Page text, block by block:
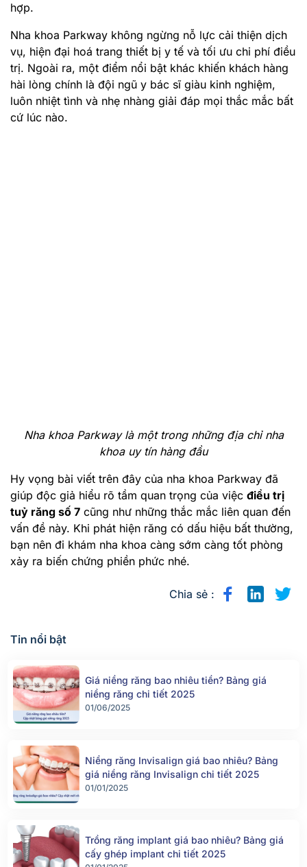
hợp.
Nha khoa Parkway không ngừng nỗ lực cải thiện dịch
vụ, hiện đại hoá trang thiết bị y tế và tối ưu chi phí điều
trị. Ngoài ra, một điểm nổi bật khác khiến khách hàng
hài lòng chính là đội ngũ y bác sĩ giàu kinh nghiệm,
luôn nhiệt tình và nhẹ nhàng giải đáp mọi thắc mắc bất
cứ lúc nào.
Nha khoa Parkway là một trong những địa chỉ nha
khoa uy tín hàng đầu
Hy vọng bài viết trên đây của nha khoa Parkway đã
giúp độc giả hiểu rõ tầm quan trọng của việc điều trị
tuỷ răng số 7 cũng như những thắc mắc liên quan đến
vấn đề này. Khi phát hiện răng có dấu hiệu bất thường,
bạn nên đi khám nha khoa càng sớm càng tốt phòng
xảy ra biến chứng phiền phức nhé.
Chia sẻ :
Tin nổi bật
Giá niềng răng bao nhiêu tiền? Bảng giá
niềng răng chi tiết 2025
01/06/2025
Niềng răng Invisalign giá bao nhiêu? Bảng
giá niềng răng Invisalign chi tiết 2025
01/01/2025
Trồng răng implant giá bao nhiêu? Bảng giá
cấy ghép implant chi tiết 2025